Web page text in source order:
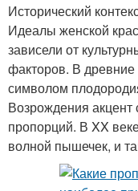
Исторический
Идеалы женской
зависели от
факторов. В
символом
Возрождения акцент
пропорций. В XX
волной пышечек, и